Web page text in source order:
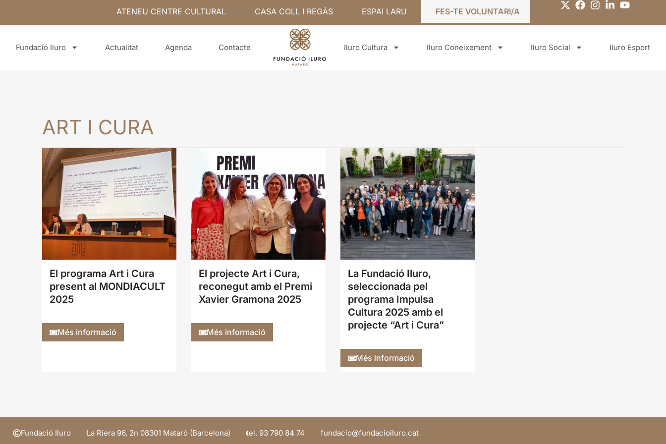
ATENEU CENTRE CULTURAL CASA COLL I REGÀS ESPAI LARU FES-TE VOLUNTARI/A
Fundació Iluro Actualitat Agenda Contacte Iluro Cultura Iluro Coneixement Iluro Social Iluro Esport
ART I CURA
El programa Art i Cura
present al MONDIACULT
2025
Més informació
El projecte Art i Cura,
reconegut amb el Premi
Xavier Gramona 2025
Més informació
La Fundació Iluro,
seleccionada pel
programa Impulsa
Cultura 2025 amb el
projecte “Art i Cura”
Més informació
Fundació Iluro La Riera 96, 2n 08301 Mataró (Barcelona) tel. 93 790 84 74 tac.orulioicadnuf
@oicadnuf